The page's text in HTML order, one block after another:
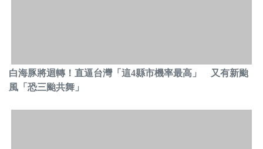
白海豚將迴轉！直逼台灣「這4縣市機率最高」 又有新颱
風「恐三颱共舞」